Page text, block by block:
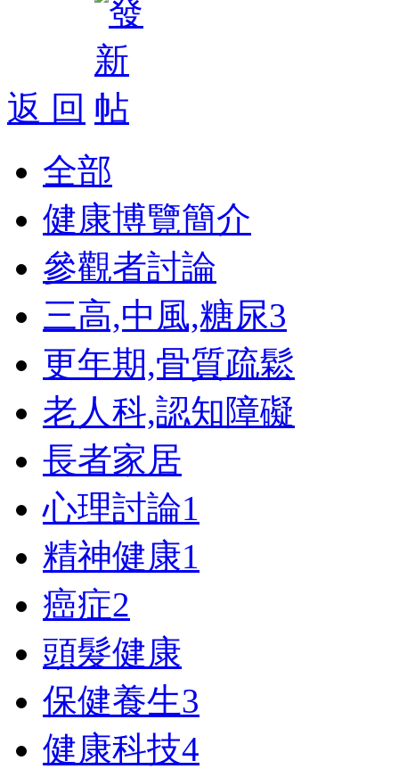
返 回
全部
健康博覽簡介
參觀者討論
三高,中風,糖尿3
更年期,骨質疏鬆
老人科,認知障礙
長者家居
心理討論1
精神健康1
癌症2
頭髮健康
保健養生3
健康科技4